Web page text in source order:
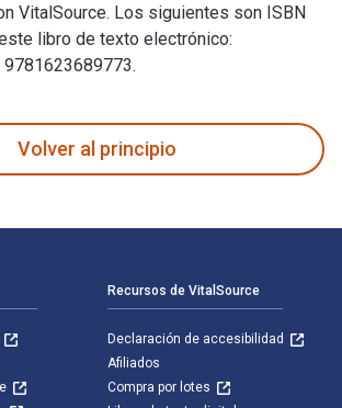
VitalSource. Los siguientes son ISBN
libro de texto electrónico:
Volver al principio
Recursos de VitalSource
Declaración de accesibilidad
Afiliados
Compra por lotes